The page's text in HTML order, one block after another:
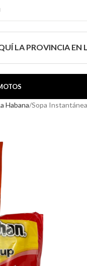
LA PROVINCIA EN
Habana Sopa